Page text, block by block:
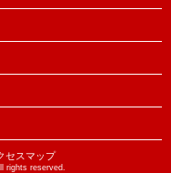
セスマップ
rights reserved.